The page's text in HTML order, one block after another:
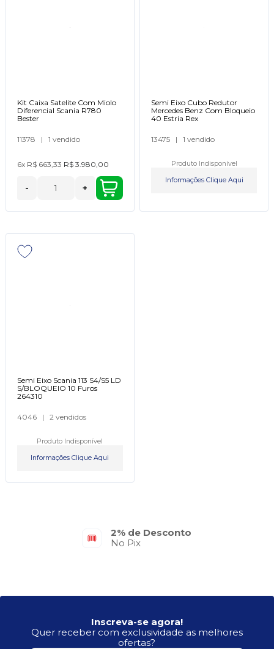
Kit Caixa Satelite Com Miolo
Diferencial Scania R780
Bester
11378 | 1 vendido
6x R$ 663,33 R$ 3.980,00
- +
Semi Eixo Cubo Redutor
Mercedes Benz Com Bloqueio
40 Estria Rex
13475 | 1 vendido
Produto Indisponível
Informações Clique Aqui
Semi Eixo Scania 113 S4/S5 LD
S/BLOQUEIO 10 Furos
264310
4046 | 2 vendidos
Produto Indisponível
Informações Clique Aqui
2% de Desconto
No Pix
Inscreva-se agora!
Quer receber com exclusividade as melhores
ofertas?